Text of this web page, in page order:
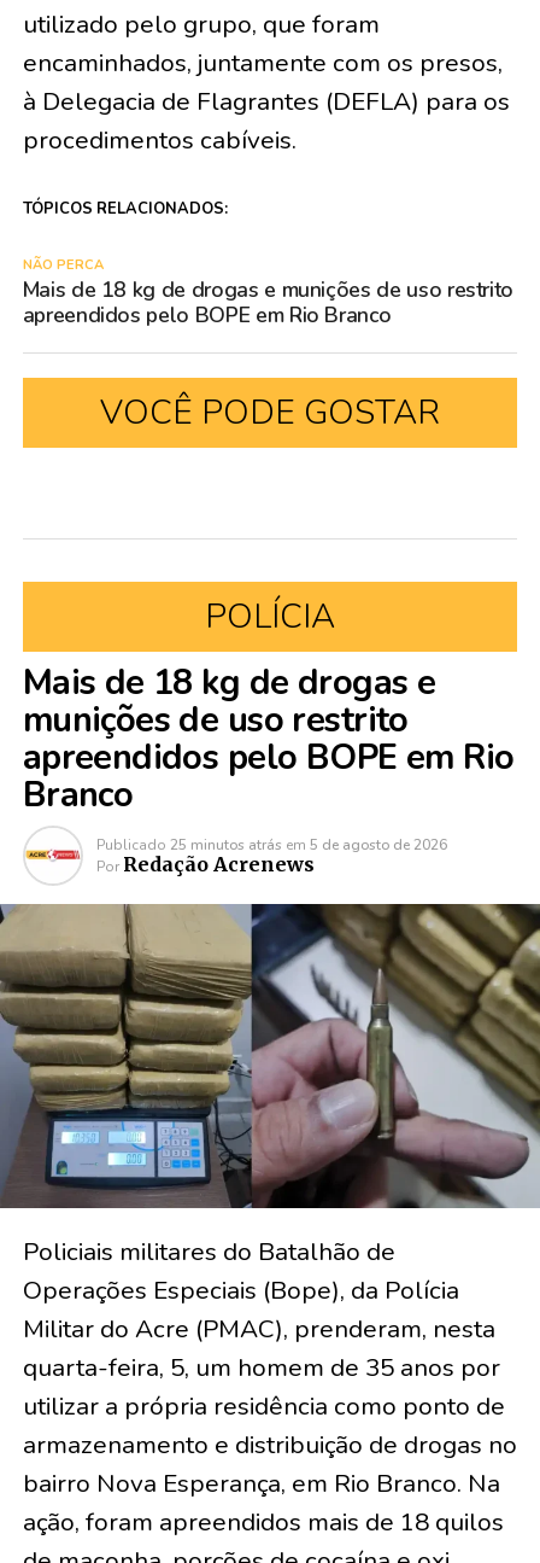
utilizado pelo grupo, que foram
encaminhados, juntamente com os presos,
à Delegacia de Flagrantes (DEFLA) para os
procedimentos cabíveis.
TÓPICOS RELACIONADOS:
NÃO PERCA
Mais de 18 kg de drogas e munições de uso restrito
apreendidos pelo BOPE em Rio Branco
VOCÊ PODE GOSTAR
POLÍCIA
Mais de 18 kg de drogas e
munições de uso restrito
apreendidos pelo BOPE em Rio
Branco
Publicado 25 minutos atrás em 5 de agosto de 2026
Por Redação Acrenews
Policiais militares do Batalhão de
Operações Especiais (Bope), da Polícia
Militar do Acre (PMAC), prenderam, nesta
quarta-feira, 5, um homem de 35 anos por
utilizar a própria residência como ponto de
armazenamento e distribuição de drogas no
bairro Nova Esperança, em Rio Branco. Na
ação, foram apreendidos mais de 18 quilos